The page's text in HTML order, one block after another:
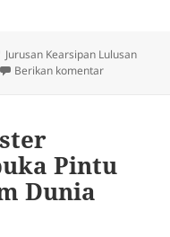
Tag
Jurusan Kearsipan Lulusan
Berikan komentaruntuk
Pintu
Dunia